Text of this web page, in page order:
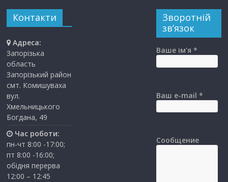
Контакти
Адреса:
Запорізька
область
Запорізький район
смт. Комишуваха
вул.
Хмельницького
Богдана, 49
Час роботи:
пн-чт 8:00 -17:00;
пт 8:00 -16:00;
обідня перерва
12:00 – 12:45
Зворотній
зв’язок
Ваше ім'я *
Ваш e-mail *
Сообщение